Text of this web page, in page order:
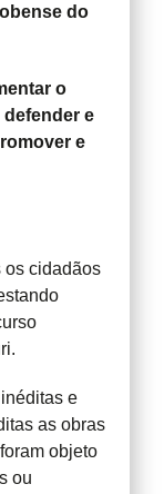
do
o
e
e
os cidadãos
e
as obras
objeto
ou